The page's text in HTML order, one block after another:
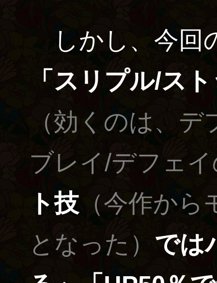
しかし、今回
「スリプル/ス
（効くのは、
ブレイ/デフェ
ト技 （今作か
となった） では